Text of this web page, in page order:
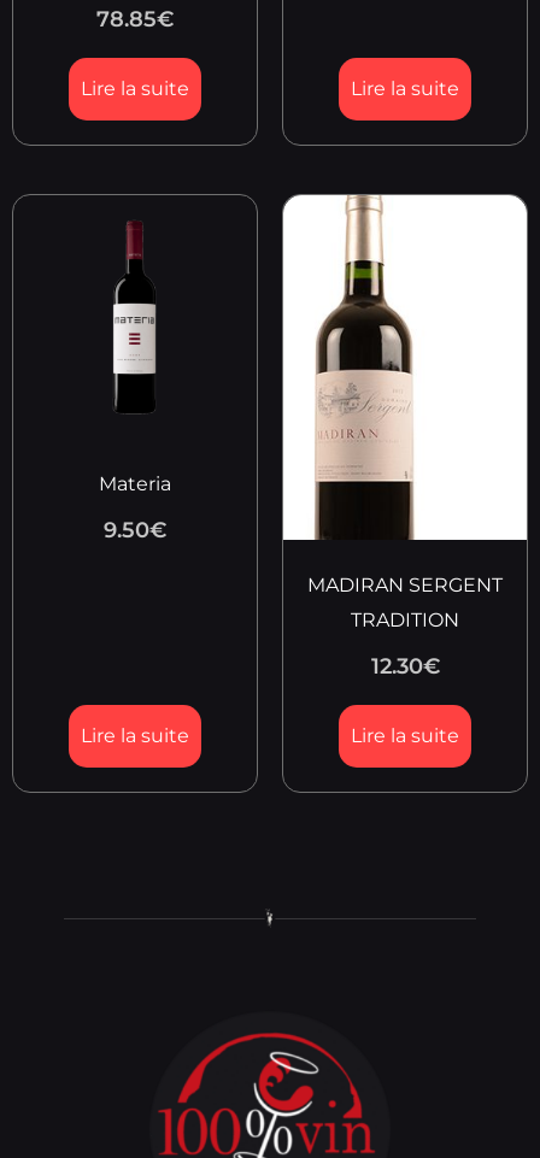
78.85€
Lire la suite Lire la suite
Materia
9.50€
Lire la suite
MADIRAN SERGENT
TRADITION
12.30€
Lire la suite